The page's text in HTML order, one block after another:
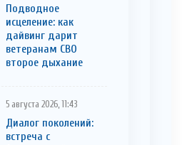
Подводное
исцеление: как
дайвинг дарит
ветеранам СВО
второе дыхание
5 августа 2026, 11:43
Диалог поколений:
встреча с